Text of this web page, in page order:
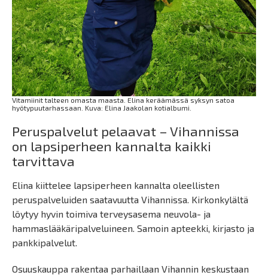
Vitamiinit talteen omasta maasta. Elina keräämässä syksyn satoa
hyötypuutarhassaan. Kuva: Elina Jaakolan kotialbumi.
Peruspalvelut pelaavat – Vihannissa
on lapsiperheen kannalta kaikki
tarvittava
Elina kiittelee lapsiperheen kannalta oleellisten
peruspalveluiden saatavuutta Vihannissa. Kirkonkylältä
löytyy hyvin toimiva terveysasema neuvola- ja
hammaslääkäripalveluineen. Samoin apteekki, kirjasto ja
pankkipalvelut.
Osuuskauppa rakentaa parhaillaan Vihannin keskustaan